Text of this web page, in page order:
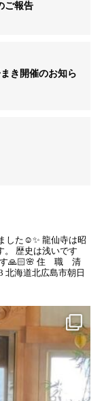
ご報告
き開催のお知ら
した☺️✨ 龍仙寺は昭
歴史は浅いです
🙏🏻🌸 住 職 清
北海道北広島市朝日